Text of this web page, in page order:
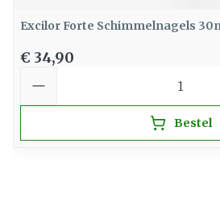
Excilor Forte Schimmelnagels
€ 34,90
Bestel